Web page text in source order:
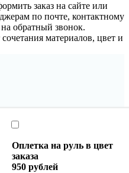
заказ на сайте или
по почте, контактному
обратный звонок.
материалов, цвет и
Оплетка на руль в цвет
заказа
950 рублей